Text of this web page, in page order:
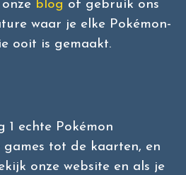
blog of gebruik ons
waar je elke Pokémon-
ooit is gemaakt.
1 echte Pokémon
games tot de kaarten, en
onze website en als je